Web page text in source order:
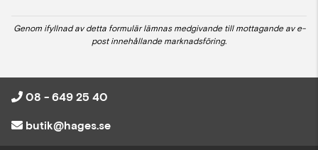
Genom ifyllnad av detta formulär lämnas medgivande till mottagande av e-
post innehållande marknadsföring.
08 - 649 25 40
butik@hages.se